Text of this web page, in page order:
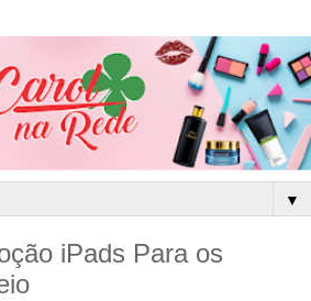
▼
iPads Para os